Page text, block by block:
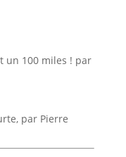
un 100 miles ! par
par Pierre